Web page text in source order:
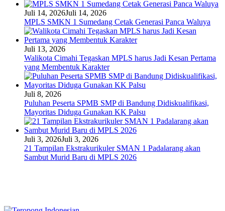
Juli 14, 2026Juli 14, 2026
MPLS SMKN 1 Sumedang Cetak Generasi Panca Waluya
Juli 13, 2026
Walikota Cimahi Tegaskan MPLS harus Jadi Kesan Pertama
yang Membentuk Karakter
Juli 8, 2026
Puluhan Peserta SPMB SMP di Bandung Didiskualifikasi,
Mayoritas Diduga Gunakan KK Palsu
Juli 3, 2026Juli 3, 2026
21 Tampilan Ekstrakurikuler SMAN 1 Padalarang akan
Sambut Murid Baru di MPLS 2026